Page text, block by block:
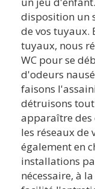
disposition un
de vos tuyaux.
tuyaux, nous
WC pour se
d'odeurs
faisons
détruisons
apparaître
les réseaux de
également en
installations
nécessaire, à